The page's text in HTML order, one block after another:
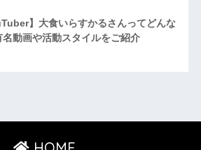
】大食いらすかるさんってどんな
名動画や活動スタイルをご紹介